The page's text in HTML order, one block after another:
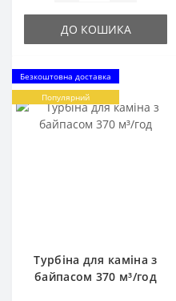
ДО КОШИКА
Безкоштовна доставка
Популярний
Турбіна для каміна з
байпасом 370 м³/год